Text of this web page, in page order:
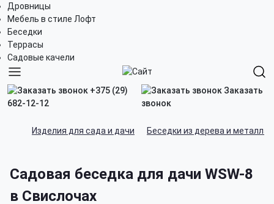
Дровницы
Мебель в стиле Лофт
Беседки
Террасы
Садовые качели
+375 (29)
682-12-12
Заказать
звонок
Изделия для сада и дачи Беседки из дерева и металла
Садовая беседка для дачи WSW-8
в Свислочах